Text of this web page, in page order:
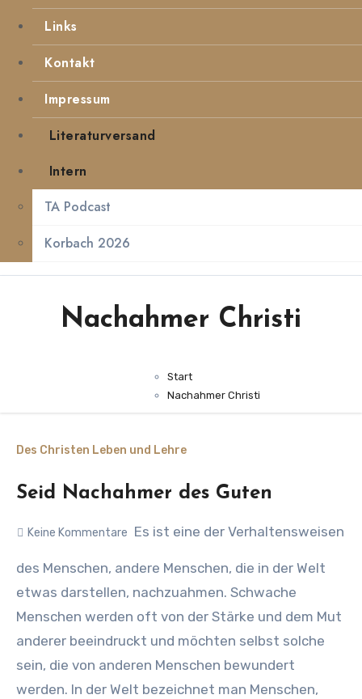
Links
Kontakt
Impressum
Literaturversand
Intern
TA Podcast
Korbach 2026
Nachahmer Christi
Start
Nachahmer Christi
Des Christen Leben und Lehre
Seid Nachahmer des Guten
Keine Kommentare Es ist eine der Verhaltensweisen
des Menschen, andere Menschen, die in der Welt
etwas darstellen, nachzuahmen. Schwache
Menschen werden oft von der Stärke und dem Mut
anderer beeindruckt und möchten selbst solche
sein, die von anderen Menschen bewundert
werden. In der Welt bezeichnet man Menschen,